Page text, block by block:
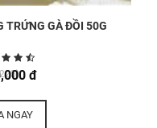
TRỨNG GÀ ĐỒI 50G
đ
NGAY